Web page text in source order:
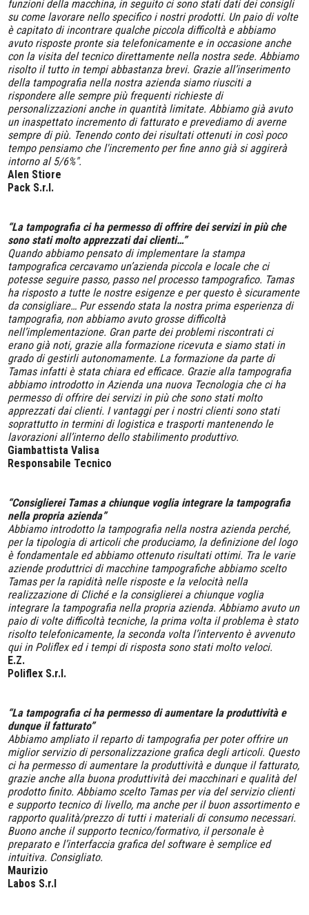
funzioni della macchina, in seguito ci sono stati dati dei consigli
su come lavorare nello specifico i nostri prodotti. Un paio di volte
è capitato di incontrare qualche piccola difficoltà e abbiamo
avuto risposte pronte sia telefonicamente e in occasione anche
con la visita del tecnico direttamente nella nostra sede. Abbiamo
risolto il tutto in tempi abbastanza brevi. Grazie all’inserimento
della tampografia nella nostra azienda siamo riusciti a
rispondere alle sempre più frequenti richieste di
personalizzazioni anche in quantità limitate. Abbiamo già avuto
un inaspettato incremento di fatturato e prevediamo di averne
sempre di più. Tenendo conto dei risultati ottenuti in così poco
tempo pensiamo che l'incremento per fine anno già si aggirerà
intorno al 5/6%".
Alen Stiore
Pack S.r.l.
“La tampografia ci ha permesso di offrire dei servizi in più che
sono stati molto apprezzati dai clienti…”
Quando abbiamo pensato di implementare la stampa
tampografica cercavamo un’azienda piccola e locale che ci
potesse seguire passo, passo nel processo tampografico. Tamas
ha risposto a tutte le nostre esigenze e per questo è sicuramente
da consigliare… Pur essendo stata la nostra prima esperienza di
tampografia, non abbiamo avuto grosse difficoltà
nell’implementazione. Gran parte dei problemi riscontrati ci
erano già noti, grazie alla formazione ricevuta e siamo stati in
grado di gestirli autonomamente. La formazione da parte di
Tamas infatti è stata chiara ed efficace. Grazie alla tampografia
abbiamo introdotto in Azienda una nuova Tecnologia che ci ha
permesso di offrire dei servizi in più che sono stati molto
apprezzati dai clienti. I vantaggi per i nostri clienti sono stati
soprattutto in termini di logistica e trasporti mantenendo le
lavorazioni all’interno dello stabilimento produttivo.
Giambattista Valisa
Responsabile Tecnico
“Consiglierei Tamas a chiunque voglia integrare la tampografia
nella propria azienda”
Abbiamo introdotto la tampografia nella nostra azienda perché,
per la tipologia di articoli che produciamo, la definizione del logo
è fondamentale ed abbiamo ottenuto risultati ottimi. Tra le varie
aziende produttrici di macchine tampografiche abbiamo scelto
Tamas per la rapidità nelle risposte e la velocità nella
realizzazione di Cliché e la consiglierei a chiunque voglia
integrare la tampografia nella propria azienda. Abbiamo avuto un
paio di volte difficoltà tecniche, la prima volta il problema è stato
risolto telefonicamente, la seconda volta l’intervento è avvenuto
qui in Poliflex ed i tempi di risposta sono stati molto veloci.
E.Z.
Poliflex S.r.l.
“La tampografia ci ha permesso di aumentare la produttività e
dunque il fatturato”
Abbiamo ampliato il reparto di tampografia per poter offrire un
miglior servizio di personalizzazione grafica degli articoli. Questo
ci ha permesso di aumentare la produttività e dunque il fatturato,
grazie anche alla buona produttività dei macchinari e qualità del
prodotto finito. Abbiamo scelto Tamas per via del servizio clienti
e supporto tecnico di livello, ma anche per il buon assortimento e
rapporto qualità/prezzo di tutti i materiali di consumo necessari.
Buono anche il supporto tecnico/formativo, il personale è
preparato e l’interfaccia grafica del software è semplice ed
intuitiva. Consigliato.
Maurizio
Labos S.r.l